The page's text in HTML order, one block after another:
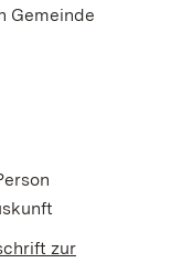
Gemeinde
neuen Fenster
zur